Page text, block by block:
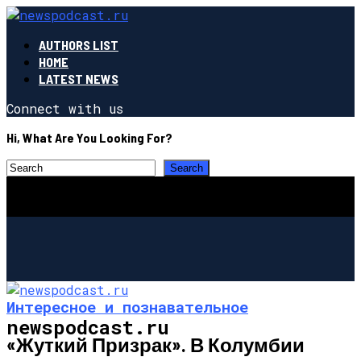
AUTHORS LIST
HOME
LATEST NEWS
Connect with us
Hi, What Are You Looking For?
newspodcast.ru
Интересное и познавательное
«Жуткий Призрак». В Колумбии